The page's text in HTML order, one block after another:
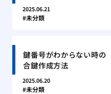
2025.06.21
未分類
鍵番号がわからない時の
合鍵作成方法
2025.06.20
未分類